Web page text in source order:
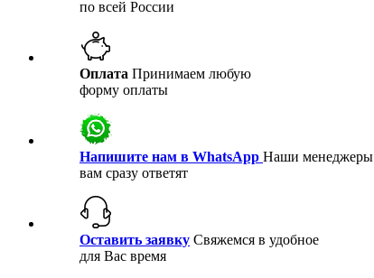
по всей России
Оплата Принимаем любую
форму оплаты
Напишите нам в WhatsApp Наши менеджеры
вам сразу ответят
Оставить заявку Свяжемся в удобное
для Вас время